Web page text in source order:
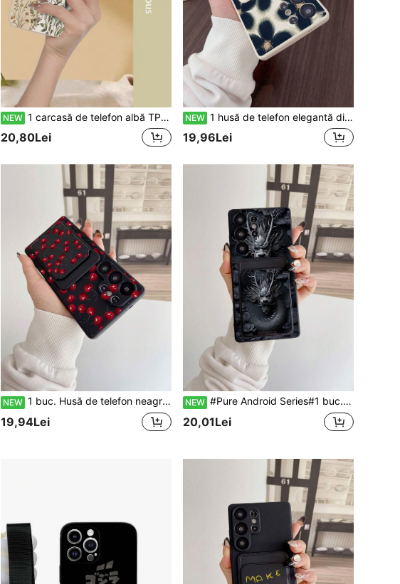
NEW 1 carcasă de telefon albă TPU cu model floral și 1 curea de încheietură florală asortată, carcasă de telefon rezistentă la șocuri, cu acoperire completă, compatibilă cu , smartphone-uri Android, inclusiv 16 Pro Max, A14, A54, A52, A31 4G, A23, Redmi Note 8 Pro, Note 11 Pro 4G, Note 12 4G, OPPO A54
20,80Lei
NEW 1 husă de telefon elegantă din TPU, albă, cu model floral, bleumarin, anti-cădere, și 1 suport de card elegant, albastru bleumarin, alb, cu adeziv, 2 în 1, cu calitate premium și atmosferă delicată, minimalistă, dar elegantă, la modă și personalizată, cu acoperire completă, potrivită pentru a fi oferită cadou prietenei/iubitului, celui mai bun prieten/sororii/sorăei, soției/soțului, compatibilă cu Samsung///Galaxy S26/S25/S24 Ultra/S24/S23 Ultra/S23.
19,96Lei
NEW 1 buc. Husă de telefon neagră TPU cu model minimalist 3D de cireșe, cu slot pentru carduri, cea mai recentă husă de telefon 2 în 1, personalizată, versatilă, cu acoperire completă, protecție anti-praf, impermeabilă, moale, potrivită pentru huse de telefon versatile/husă de telefon cu suport pentru carduri/husă de telefon distractivă/husă de telefon Android/husă de telefon/husă de telefon/husă de telefon/potrivită pentru Galaxy/Galaxy S26 S25 S24 S23 S22 S21 S20 Plus Ultra FE/husă Galaxy A56 A55 A54 4G 5G
19,94Lei
NEW #Pure Android Series#1 buc. husă de telefon din TPU negru cu model 3D nor norocos și dragon negru, acoperire completă, rezistentă la șocuri și 1 buc. suport adeziv pentru card negru cu model 3D nor norocos și dragon negru, nou 2-în-1, stil premium dark, husă de telefon la modă, versatilă, creativă și personalizată, cu acoperire completă
20,01Lei